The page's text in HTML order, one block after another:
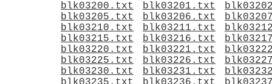
blk03200.txt
blk03201.txt
blk03205.txt
blk03206.txt
blk03210.txt
blk03211.txt
blk03215.txt
blk03216.txt
blk03220.txt
blk03221.txt
blk03225.txt
blk03226.txt
blk03230.txt
blk03231.txt